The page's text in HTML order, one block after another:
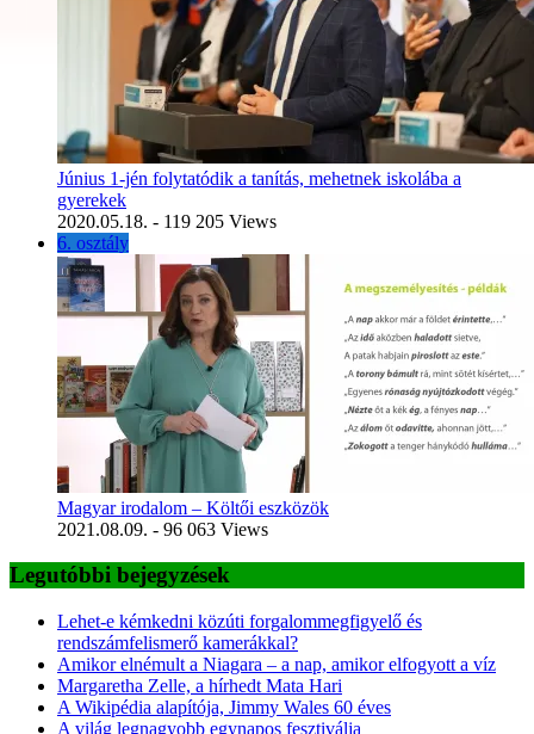
Június 1-jén folytatódik a tanítás, mehetnek iskolába a
gyerekek
2020.05.18. - 119 205 Views
6. osztály
Magyar irodalom – Költői eszközök
2021.08.09. - 96 063 Views
Legutóbbi bejegyzések
Lehet-e kémkedni közúti forgalommegfigyelő és
rendszámfelismerő kamerákkal?
Amikor elnémult a Niagara – a nap, amikor elfogyott a víz
Margaretha Zelle, a hírhedt Mata Hari
A Wikipédia alapítója, Jimmy Wales 60 éves
A világ legnagyobb egynapos fesztiválja